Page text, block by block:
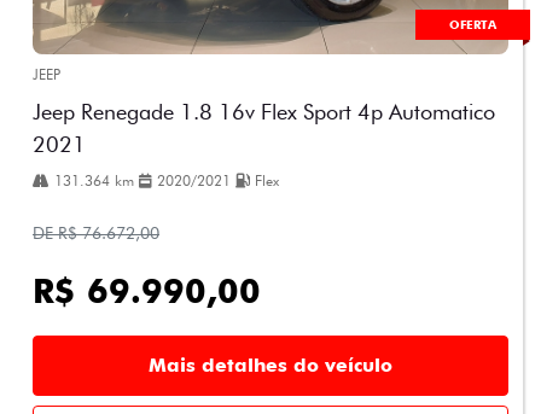
OFERTA
JEEP
Jeep Renegade 1.8 16v Flex Sport 4p Automatico
2021
131.364 km 2020/2021 Flex
DE R$ 76.672,00
R$ 69.990,00
Mais detalhes do veículo